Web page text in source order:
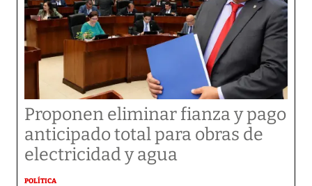
Proponen eliminar fianza y pago
anticipado total para obras de
electricidad y agua
POLÍTICA